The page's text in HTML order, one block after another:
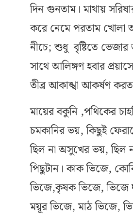
দিন গুনতাম। মাথায়
করে নেমে পরতাম খোলা
নীচে; শুধু বৃষ্টিতে ভেজার
সাথে আলিঙ্গণ হবার
তীব্র আকাঙ্খা আকর্ষণ
মায়ের বকুনি ,পথিকের
চমকানির ভয়, কিছুই
ছিল না অসুখের ভয়,
পিছুটান। কাক ভিজে,
ভিজে,কৃষক ভিজে, ভিজে
ময়ূর ভিজে, মাঠ ভিজে,